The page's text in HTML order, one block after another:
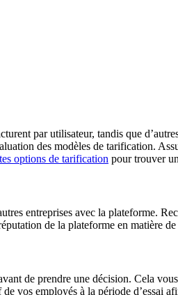
par utilisateur, tandis que
des modèles de tarification.
options de tarification pour trouver
entreprises avec la plateforme.
de la plateforme en matière
de prendre une décision. Cela
vos employés à la période d’essai